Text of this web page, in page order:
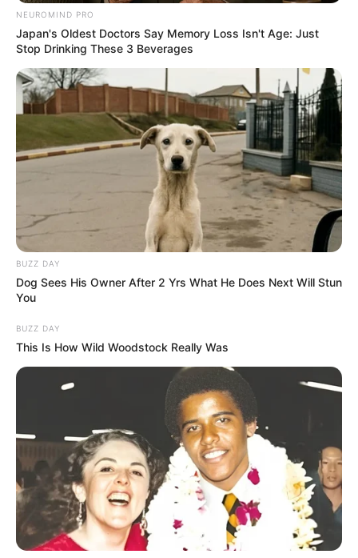
NEUROMIND PRO
Japan's Oldest Doctors Say Memory Loss Isn't Age: Just
Stop Drinking These 3 Beverages
BUZZ DAY
Dog Sees His Owner After 2 Yrs What He Does Next Will Stun
You
BUZZ DAY
This Is How Wild Woodstock Really Was